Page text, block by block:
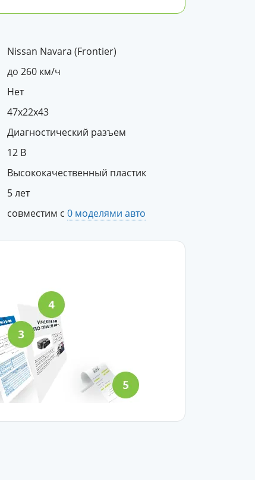
Nissan Navara (Frontier)
до 260 км/ч
Нет
47x22x43
Диагностический разъем
12 В
Высококачественный пластик
5 лет
совместим с 0 моделями авто